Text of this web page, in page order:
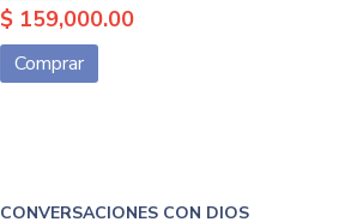
$ 159,000.00
Comprar
CONVERSACIONES CON DIOS